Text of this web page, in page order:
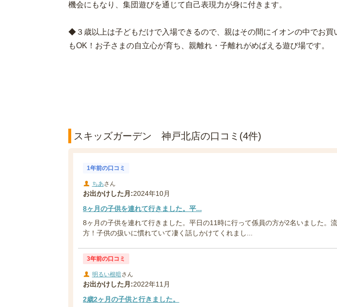
機会にもなり、集団遊びを通じて自己表現力が身に付きます。
◆３歳以上は子どもだけで入場できるので、親はその間にイオンの中でお買
もOK！お子さまの自立心が育ち、親離れ・子離れがめばえる遊び場です。
スキッズガーデン 神戸北店の口コミ(4件)
1年前の口コミ
ちあさん
お出かけした月:2024年10月
8ヶ月の子供を連れて行きました。平...
8ヶ月の子供を連れて行きました。平日の11時に行って係員の方が2名いました。
方！子供の扱いに慣れていて凄く話しかけてくれまし...
3年前の口コミ
明るい根暗さん
お出かけした月:2022年11月
2歳2ヶ月の子供と行きました。